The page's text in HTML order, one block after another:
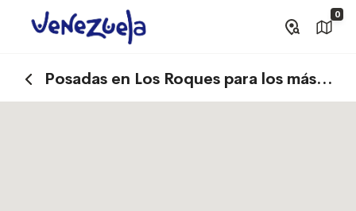
0
Posadas en Los Roques para los más
aventureros